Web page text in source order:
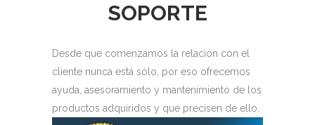
SOPORTE
Desde que comenzamos la relación con el
cliente nunca está sólo, por eso ofrecemos
ayuda, asesoramiento y mantenimiento de los
productos adquiridos y que precisen de ello.